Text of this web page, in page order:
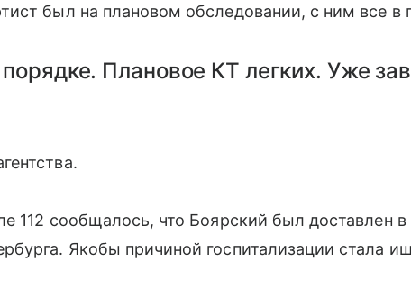
был на плановом обследовании, с ним все в
Плановое КТ легких. Уже
112 сообщалось, что Боярский был доставлен в
Якобы причиной госпитализации стала